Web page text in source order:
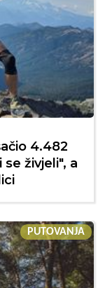
4.482
živjeli", a
PUTOVANJA